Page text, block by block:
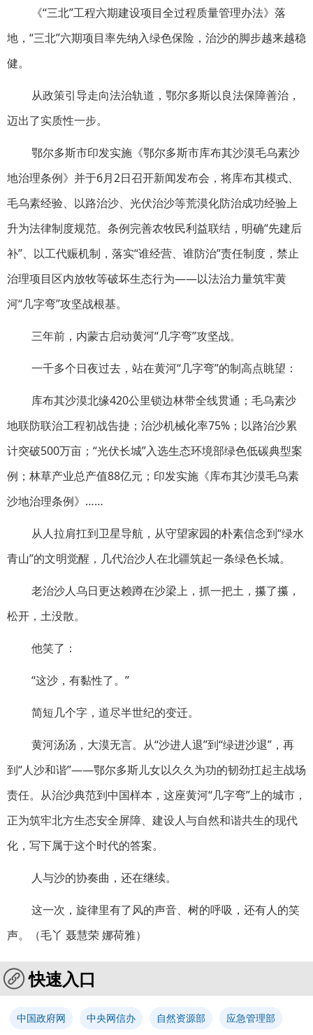
《“三北”工程六期建设项目全过程质量管理办法》落
地，“三北”六期项目率先纳入绿色保险，治沙的脚步越来越稳
健。
从政策引导走向法治轨道，鄂尔多斯以良法保障善治，
迈出了实质性一步。
鄂尔多斯市印发实施《鄂尔多斯市库布其沙漠毛乌素沙
地治理条例》并于6月2日召开新闻发布会，将库布其模式、
毛乌素经验、以路治沙、光伏治沙等荒漠化防治成功经验上
升为法律制度规范。条例完善农牧民利益联结，明确“先建后
补”、以工代赈机制，落实“谁经营、谁防治”责任制度，禁止
治理项目区内放牧等破坏生态行为——以法治力量筑牢黄
河“几字弯”攻坚战根基。
三年前，内蒙古启动黄河“几字弯”攻坚战。
一千多个日夜过去，站在黄河“几字弯”的制高点眺望：
库布其沙漠北缘420公里锁边林带全线贯通；毛乌素沙
地联防联治工程初战告捷；治沙机械化率75%；以路治沙累
计突破500万亩；“光伏长城”入选生态环境部绿色低碳典型案
例；林草产业总产值88亿元；印发实施《库布其沙漠毛乌素
沙地治理条例》……
从人拉肩扛到卫星导航，从守望家园的朴素信念到“绿水
青山”的文明觉醒，几代治沙人在北疆筑起一条绿色长城。
老治沙人乌日更达赖蹲在沙梁上，抓一把土，攥了攥，
松开，土没散。
他笑了：
“这沙，有黏性了。”
简短几个字，道尽半世纪的变迁。
黄河汤汤，大漠无言。从“沙进人退”到“绿进沙退”，再
到“人沙和谐”——鄂尔多斯儿女以久久为功的韧劲扛起主战场
责任。从治沙典范到中国样本，这座黄河“几字弯”上的城市，
正为筑牢北方生态安全屏障、建设人与自然和谐共生的现代
化，写下属于这个时代的答案。
人与沙的协奏曲，还在继续。
这一次，旋律里有了风的声音、树的呼吸，还有人的笑
声。（毛丫 聂慧荣 娜荷雅）
快速入口
中国政府网 中央网信办 自然资源部 应急管理部